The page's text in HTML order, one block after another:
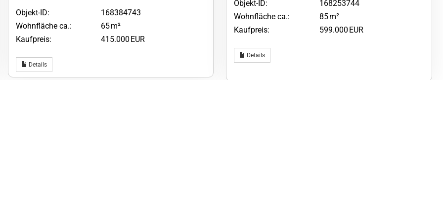
Objekt-ID:
168384743
Wohnfläche ca.:
65 m²
Kaufpreis:
415.000 EUR
Details
Objekt-ID:
168253744
Wohnfläche ca.:
85 m²
Kaufpreis:
599.000 EUR
Details